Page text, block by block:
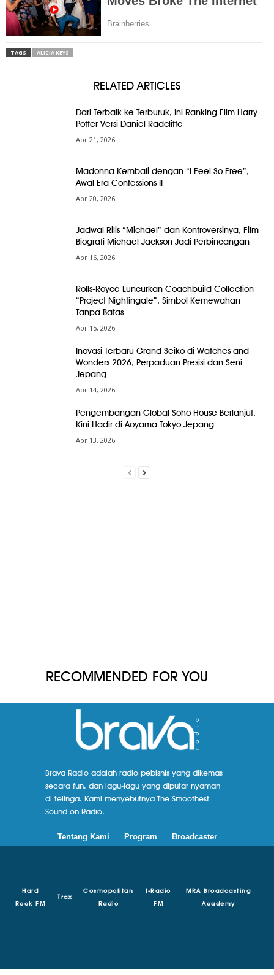
TAGS ALICIA KEYS
RELATED ARTICLES
Dari Terbaik ke Terburuk, Ini Ranking Film Harry
Potter Versi Daniel Radcliffe
Apr 21, 2026
Madonna Kembali dengan “I Feel So Free”,
Awal Era Confessions II
Apr 20, 2026
Jadwal Rilis “Michael” dan Kontroversinya, Film
Biografi Michael Jackson Jadi Perbincangan
Apr 16, 2026
Rolls-Royce Luncurkan Coachbuild Collection
“Project Nightingale”, Simbol Kemewahan
Tanpa Batas
Apr 15, 2026
Inovasi Terbaru Grand Seiko di Watches and
Wonders 2026, Perpaduan Presisi dan Seni
Jepang
Apr 14, 2026
Pengembangan Global Soho House Berlanjut,
Kini Hadir di Aoyama Tokyo Jepang
Apr 13, 2026
RECOMMENDED FOR YOU
Brava Radio adalah radio pebisnis yang dikemas
secara fun, dan lagu-lagu yang diputar nyaman
di telinga. Kami menyebutnya The Smoothest
Sound on Radio.
Tentang Kami Program Broadcaster
Hard
Rock FM
Trax
Cosmopolitan
Radio
I-Radio
FM
MRA Broadcasting
Academy